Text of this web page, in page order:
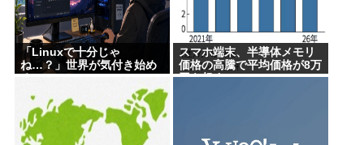
「Linuxで十分じゃ
ね…？」世界が気付き始め
る
スマホ端末、半導体メモリ
価格の高騰で平均価格が8万
円を超す